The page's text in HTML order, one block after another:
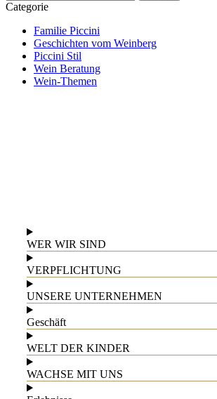
Categorie
Familie Piccini
Geschichten vom Weinberg
Piccini Stil
Wein Beratung
Wein-Themen
WER WIR SIND
VERPFLICHTUNG
UNSERE UNTERNEHMEN
Geschäft
WELT DER KINDER
WACHSE MIT UNS